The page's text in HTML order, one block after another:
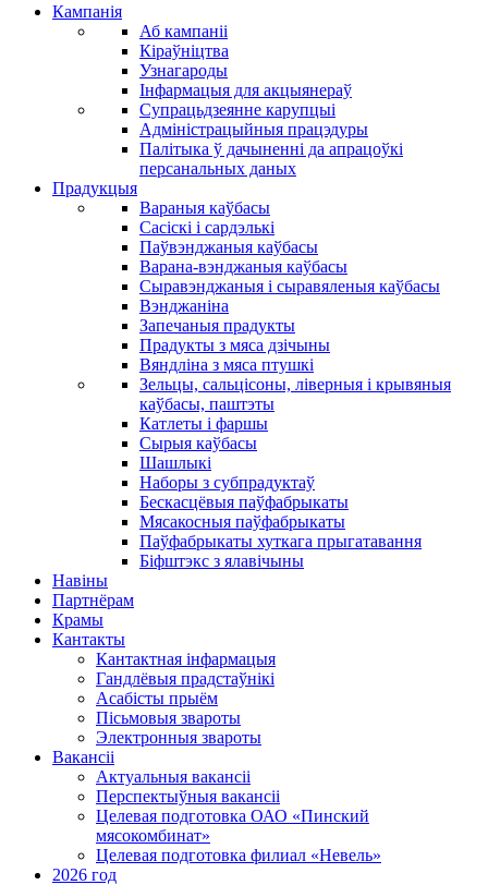
Кампанія
Аб кампаніі
Кіраўніцтва
Узнагароды
Інфармацыя для акцыянераў
Супрацьдзеянне карупцыі
Адміністрацыйныя працэдуры
Палітыка ў дачыненні да апрацоўкі
персанальных даных
Прадукцыя
Вараныя каўбасы
Сасіскі і сардэлькі
Паўвэнджаныя каўбасы
Варана-вэнджаныя каўбасы
Сыравэнджаныя і сыравяленыя каўбасы
Вэнджаніна
Запечаныя прадукты
Прадукты з мяса дзічыны
Вяндліна з мяса птушкі
Зельцы, сальцісоны, ліверныя і крывяныя
каўбасы, паштэты
Катлеты і фаршы
Сырыя каўбасы
Шашлыкі
Наборы з субпрадуктаў
Бескасцёвыя паўфабрыкаты
Мясакосныя паўфабрыкаты
Паўфабрыкаты хуткага прыгатавання
Біфштэкс з ялавічыны
Навіны
Партнёрам
Крамы
Кантакты
Кантактная інфармацыя
Гандлёвыя прадстаўнікі
Асабісты прыём
Пісьмовыя звароты
Электронныя звароты
Вакансіі
Актуальныя вакансіі
Перспектыўныя вакансіі
Целевая подготовка ОАО «Пинский
мясокомбинат»
Целевая подготовка филиал «Невель»
2026 год